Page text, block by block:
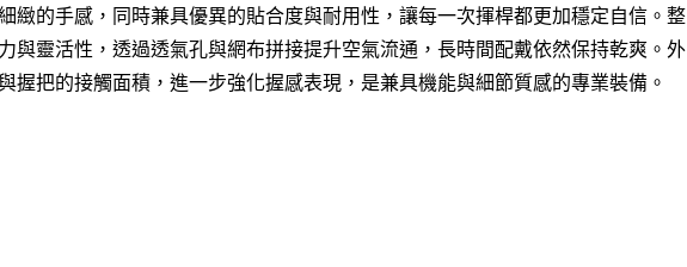
緻的手感，同時兼具優異的貼合度與耐用性，讓每一次揮桿都更加穩定自信。整
與靈活性，透過透氣孔與網布拼接提升空氣流通，長時間配戴依然保持乾爽。外
握把的接觸面積，進一步強化握感表現，是兼具機能與細節質感的專業裝備。